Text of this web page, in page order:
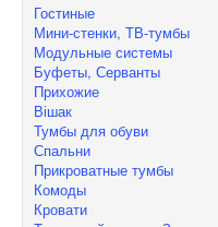
Гостиные
Мини-стенки, ТВ-тумбы
Модульные системы
Буфеты, Серванты
Прихожие
Вішак
Тумбы для обуви
Спальни
Прикроватные тумбы
Комоды
Кровати